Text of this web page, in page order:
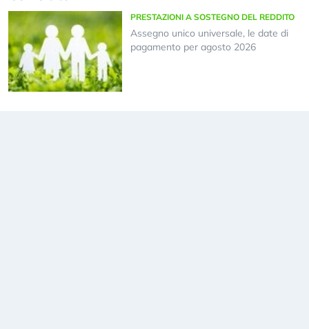
PRESTAZIONI A SOSTEGNO DEL REDDITO
Assegno unico universale, le date di
pagamento per agosto 2026